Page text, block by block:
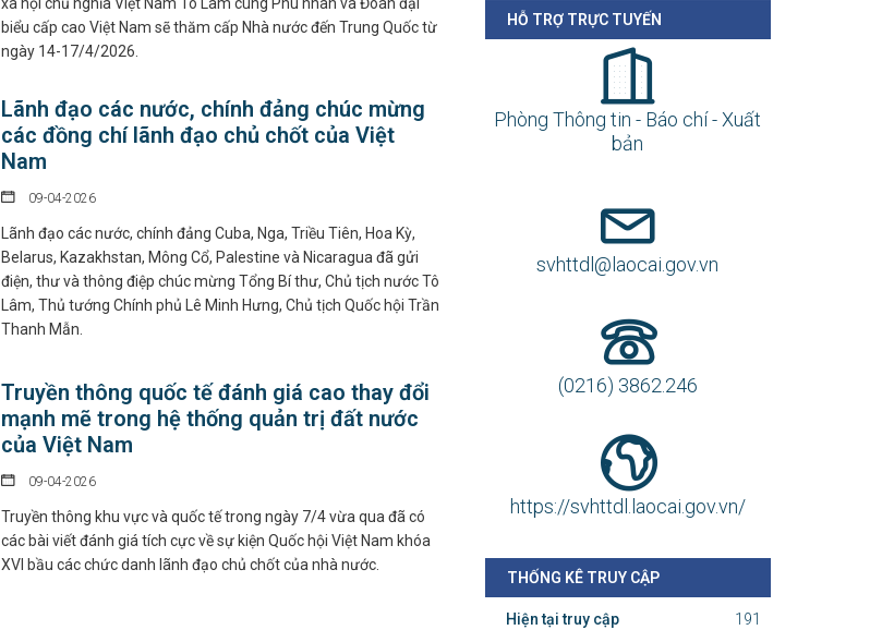
biểu cấp cao Việt Nam sẽ thăm cấp Nhà nước đến Trung Quốc từ
ngày 14-17/4/2026.
Lãnh đạo các nước, chính đảng chúc mừng
các đồng chí lãnh đạo chủ chốt của Việt
Nam
09-04-2026
Lãnh đạo các nước, chính đảng Cuba, Nga, Triều Tiên, Hoa Kỳ,
Belarus, Kazakhstan, Mông Cổ, Palestine và Nicaragua đã gửi
điện, thư và thông điệp chúc mừng Tổng Bí thư, Chủ tịch nước Tô
Lâm, Thủ tướng Chính phủ Lê Minh Hưng, Chủ tịch Quốc hội Trần
Thanh Mẫn.
Truyền thông quốc tế đánh giá cao thay đổi
mạnh mẽ trong hệ thống quản trị đất nước
của Việt Nam
09-04-2026
Truyền thông khu vực và quốc tế trong ngày 7/4 vừa qua đã có
các bài viết đánh giá tích cực về sự kiện Quốc hội Việt Nam khóa
XVI bầu các chức danh lãnh đạo chủ chốt của nhà nước.
HỖ TRỢ TRỰC TUYẾN
Phòng Thông tin - Báo chí - Xuất
bản
svhttdl@laocai.gov.vn
(0216) 3862.246
https://svhttdl.laocai.gov.vn/
THỐNG KÊ TRUY CẬP
Hiện tại truy cập 191